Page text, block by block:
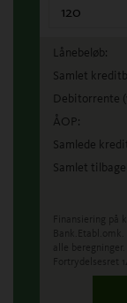
Lånebeløb:
Samlet
Debitorrente
ÅOP:
Samlede
Samlet
Finansiering på
Bank.
alle
Fortrydelsesret